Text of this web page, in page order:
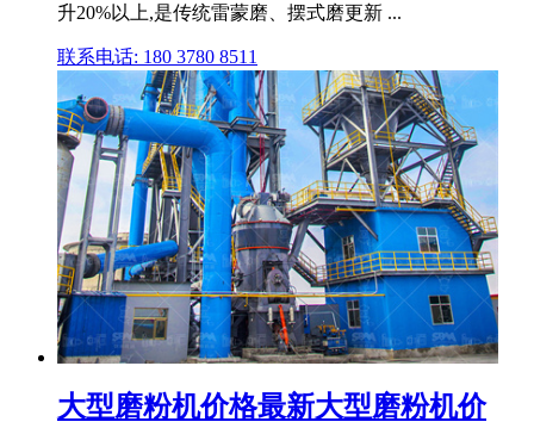
升20%以上,是传统雷蒙磨、摆式磨更新 ...
联系电话: 180 3780 8511
大型磨粉机价格最新大型磨粉机价